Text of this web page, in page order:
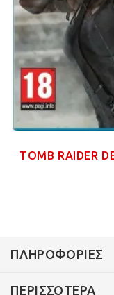
TOMB RAIDER
ΠΛΗΡΟΦΟΡΊΕΣ
ΠΕΡΙΣΣΌΤΕΡΑ